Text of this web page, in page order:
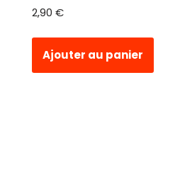
2,90 €
Ajouter au panier